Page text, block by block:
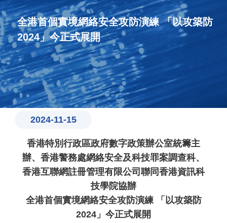
全港首個實境網絡安全攻防演練 「以攻築防
2024」今正式展開
2024-11-15
香港特別行政區政府數字政策辦公室統籌主
辦、香港警務處網絡安全及科技罪案調查科、
香港互聯網註冊管理有限公司聯同香港資訊科
技學院協辦
全港首個實境網絡安全攻防演練 「以攻築防
2024」今正式展開